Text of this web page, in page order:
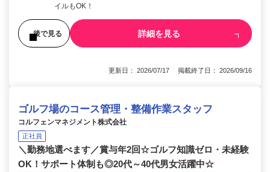
イルもOK！
後で見る 詳細を見る
更新日： 2026/07/17 掲載終了日： 2026/09/16
ゴルフ場のコース管理・整備作業スタッフ
コルフェンマネジメント株式会社
正社員
＼勤務地選べます／賞与年2回☆ゴルフ知識ゼロ・未経験
OK！サポート体制も◎20代～40代男女活躍中☆